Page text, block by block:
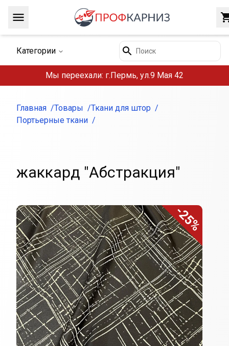
Навигация
Категории Поиск
Мы переехали: г.Пермь, ул.9 Мая 42
Главная Товары
Ткани для штор
Портьерные ткани
жаккард "Абстракция"
Внешний вид -25%